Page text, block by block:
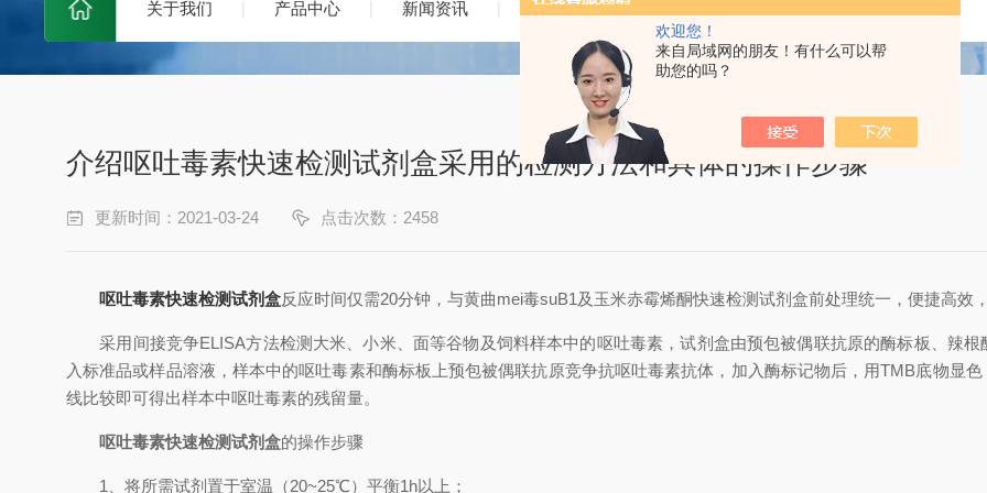
欢迎您！
来自局域网的朋友！有什么可以帮
助您的吗？
关于我们 产品中心 新闻资讯 技术文章
介绍呕吐毒素快速检测试剂盒采用的检测方法和具体的操作步骤
更新时间：2021-03-24 点击次数：2458
呕吐毒素快速检测试剂盒反应时间仅需20分钟，与黄曲mei毒suB1及玉米赤霉烯酮快速检测试剂盒前处理统一，便捷高效
采用间接竞争ELISA方法检测大米、小米、面等谷物及饲料样本中的呕吐毒素，试剂盒由预包被偶联抗原的酶标板、辣根
入标准品或样品溶液，样本中的呕吐毒素和酶标板上预包被偶联抗原竞争抗呕吐毒素抗体，加入酶标记物后，用TMB底物显
线比较即可得出样本中呕吐毒素的残留量。
呕吐毒素快速检测试剂盒的操作步骤
1、将所需试剂置于室温（20~25℃）平衡1h以上；